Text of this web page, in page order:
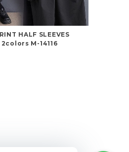
HALF SLEEVES
2colors M-14116